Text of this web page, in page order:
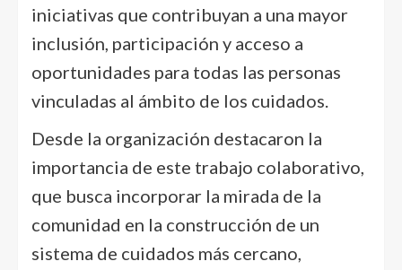
iniciativas que contribuyan a una mayor
inclusión, participación y acceso a
oportunidades para todas las personas
vinculadas al ámbito de los cuidados.
Desde la organización destacaron la
importancia de este trabajo colaborativo,
que busca incorporar la mirada de la
comunidad en la construcción de un
sistema de cuidados más cercano,